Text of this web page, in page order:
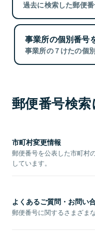
過去に検索した郵便
事業所の個別番号
事業所の７けたの個
郵便番号検
市町村変更情報
郵便番号を公表した市町村
しています。
よくあるご質問・お問い
郵便番号に関するさまざま